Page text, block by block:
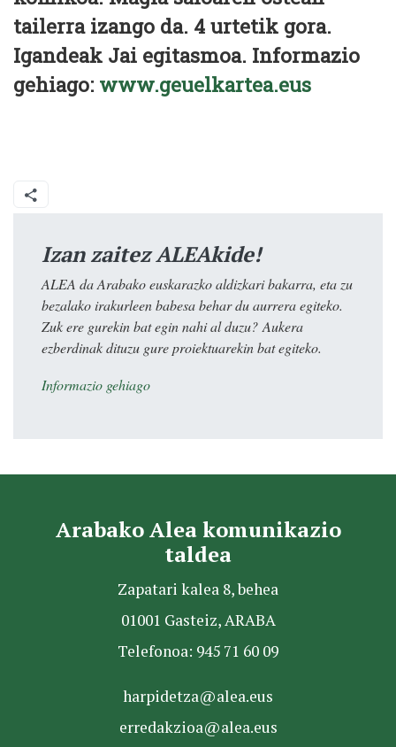
tailerra izango da. 4 urtetik gora.
Igandeak Jai egitasmoa. Informazio
gehiago: www.geuelkartea.eus
Izan zaitez ALEAkide!
ALEA da Arabako euskarazko aldizkari bakarra, eta zu
bezalako irakurleen babesa behar du aurrera egiteko.
Zuk ere gurekin bat egin nahi al duzu? Aukera
ezberdinak dituzu gure proiektuarekin bat egiteko.
Informazio gehiago
Arabako Alea komunikazio
taldea
Zapatari kalea 8, behea
01001 Gasteiz, ARABA
Telefonoa: 945 71 60 09
harpidetza@alea.eus
erredakzioa@alea.eus